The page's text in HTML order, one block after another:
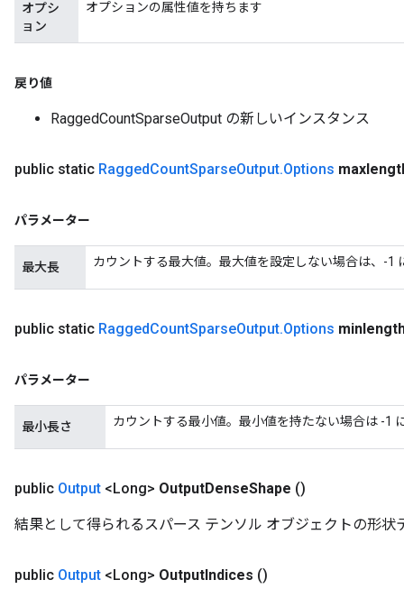
オプシ
ョン
オプションの属性値を持ちます
戻り値
RaggedCountSparseOutput の新しいインスタンス
public static RaggedCountSparseOutput.Options
パラメーター
最大長 カウントする最大値。最大値を設定しない場合は、-1
public static RaggedCountSparseOutput.Options
パラメーター
最小長さ カウントする最小値。最小値を持たない場合は -1
public Output <Long> OutputDenseShape ()
結果として得られるスパース テンソル オブジェクトの形状
public Output <Long> OutputIndices ()